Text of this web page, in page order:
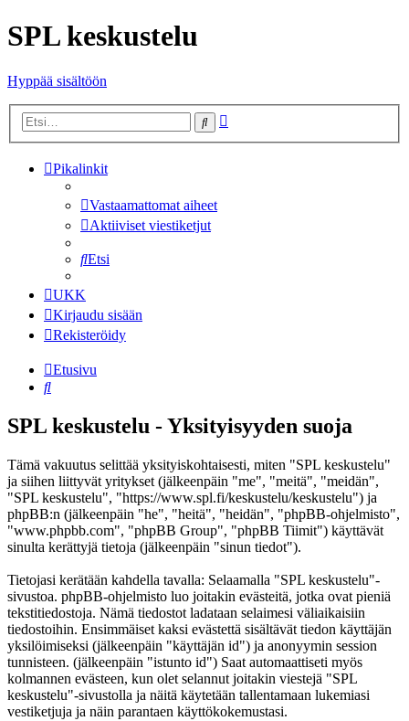
SPL keskustelu
Hyppää sisältöön
Etsi
Pikalinkit
Vastaamattomat aiheet
Aktiiviset viestiketjut
Etsi
UKK
Kirjaudu sisään
Rekisteröidy
Etusivu
Etsi
SPL keskustelu - Yksityisyyden suoja
Tämä vakuutus selittää yksityiskohtaisesti, miten "SPL keskustelu"
ja siihen liittyvät yritykset (jälkeenpäin "me", "meitä", "meidän",
"SPL keskustelu", "https://www.spl.fi/keskustelu/keskustelu") ja
phpBB:n (jälkeenpäin "he", "heitä", "heidän", "phpBB-ohjelmisto",
"www.phpbb.com", "phpBB Group", "phpBB Tiimit") käyttävät
sinulta kerättyjä tietoja (jälkeenpäin "sinun tiedot").
Tietojasi kerätään kahdella tavalla: Selaamalla "SPL keskustelu"-
sivustoa. phpBB-ohjelmisto luo joitakin evästeitä, jotka ovat pieniä
tekstitiedostoja. Nämä tiedostot ladataan selaimesi väliaikaisiin
tiedostoihin. Ensimmäiset kaksi evästettä sisältävät tiedon käyttäjän
yksilöimiseksi (jälkeenpäin "käyttäjän id") ja anonyymin session
tunnisteen. (jälkeenpäin "istunto id") Saat automaattiseti myös
kolmannen evästeen, kun olet selannut joitakin viestejä "SPL
keskustelu"-sivustolla ja näitä käytetään tallentamaan lukemiasi
vestiketjuja ja näin parantaen käyttökokemustasi.